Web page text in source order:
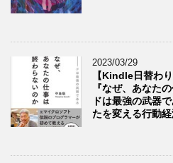
2023/03/29
【Kindle日替わ
『なぜ、あなた
ドは最強の武器
たを変える行動